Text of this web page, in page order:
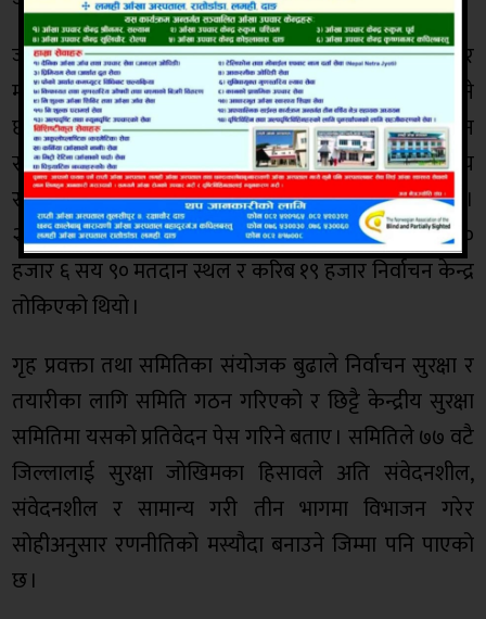
जनसंख्या, पूर्वाधार, भौगोलिक अवस्थालगायतलाई आधार
मानेर यसअघिको निर्वाचन स्थल र मतदान केन्द्र थपघट गरिने
छ । २०७४ को निर्वाचनमा कायम करिब ९० प्रतिशत मतदान
स्थल र केन्द्र यथावत् रहन सक्ने र बाँकी १० प्रतिशतमा औचित्य
र आवश्यकताअनुसार थपघट हुने थपलियाको भनाइ छ ।
२०७४ को प्रतिनिधिसभा र प्रदेशसभा निर्वाचनका बेला १०
हजार ६ सय ९० मतदान स्थल र करिब १९ हजार निर्वाचन केन्द्र
तोकिएको थियो ।
गृह प्रवक्ता तथा समितिका संयोजक बुढाले निर्वाचन सुरक्षा र
तयारीका लागि समिति गठन गरिएको र छिट्टै केन्द्रीय सुरक्षा
समितिमा यसको प्रतिवेदन पेस गरिने बताए । समितिले ७७ वटै
जिल्लालाई सुरक्षा जोखिमका हिसावले अति संवेदनशील,
संवेदनशील र सामान्य गरी तीन भागमा विभाजन गरेर
सोहीअनुसार रणनीतिको मस्यौदा बनाउने जिम्मा पनि पाएको
छ ।